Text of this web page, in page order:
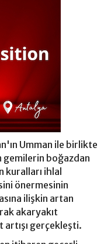
Umman ile birlikte
gemilerin boğazdan
kuralları ihlal
önermesinin
ilişkin artan
akaryakıt
gerçekleşti.